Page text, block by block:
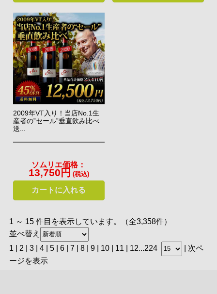
2009年VT入り！当店No.1生
産者の”セール”垂直飲み比べ
送...
ソムリエ価格：
13,750円 (税込)
カートに入れる
1 ～ 15 件目を表示しています。（全3,358件）
並べ替え
1 | 2 3| 4| 5| 6| 7 8| 9| 10| 11 12...224
次ペ
ージを表示